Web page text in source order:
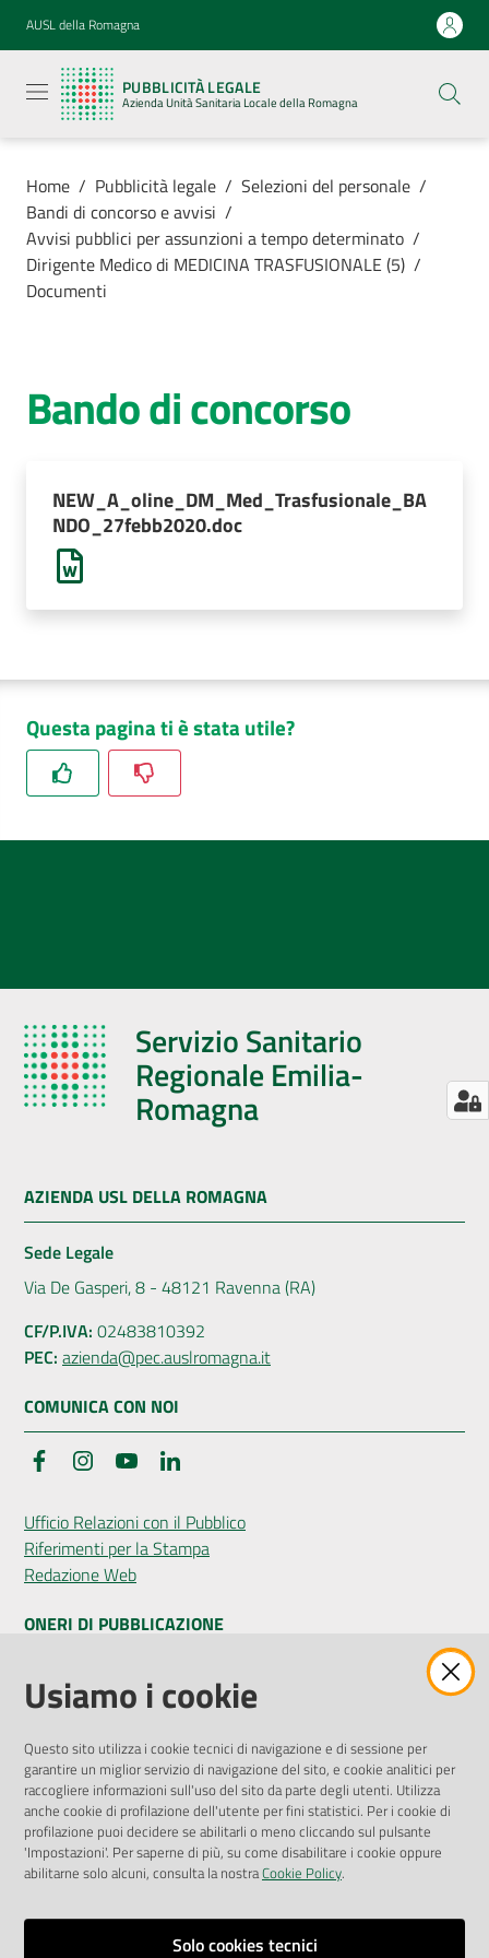
Vai al contenuto
Vai alla navigazione
Vai al footer
AUSL della Romagna
PUBBLICITÀ LEGALE
Azienda Unità Sanitaria Locale della Romagna
legale
Azienda
Unità
Locale della
Azienda
Luoghi di
AUSL
Comunica
Home / Pubblicità legale / Selezioni del personale /
Bandi di concorso e avvisi /
Avvisi pubblici per assunzioni a tempo determinato /
Dirigente Medico di MEDICINA TRASFUSIONALE (5) /
Documenti
Bando di concorso
NEW_A_oline_DM_Med_Trasfusionale_BA
NDO_27febb2020.doc
Questa pagina ti è stata utile?
Servizio Sanitario
Regionale Emilia-
Romagna
AZIENDA USL DELLA ROMAGNA
Sede Legale
Via De Gasperi, 8 - 48121 Ravenna (RA)
CF/P.IVA: 02483810392
PEC: azienda@pec.auslromagna.it
COMUNICA CON NOI
FacebookInstagramYouTube
Ufficio Relazioni con il Pubblico
Riferimenti per la Stampa
Redazione Web
ONERI DI PUBBLICAZIONE
Amministrazione Trasparente
Pubblicità legale
Privacy Policy
Attuazione Misure PNRR
Liste di Attesa
ENTI, IMPRESE E PARTNER
Fatturazione Elettronica
Usiamo i cookie
Questo sito utilizza i cookie tecnici di navigazione e di sessione per
garantire un miglior servizio di navigazione del sito, e cookie analitici per
raccogliere informazioni sull'uso del sito da parte degli utenti. Utilizza
anche cookie di profilazione dell'utente per fini statistici. Per i cookie di
profilazione puoi decidere se abilitarli o meno cliccando sul pulsante
'Impostazioni'. Per saperne di più, su come disabilitare i cookie oppure
abilitarne solo alcuni, consulta la nostraCookie Policy.
Solo cookies tecnici